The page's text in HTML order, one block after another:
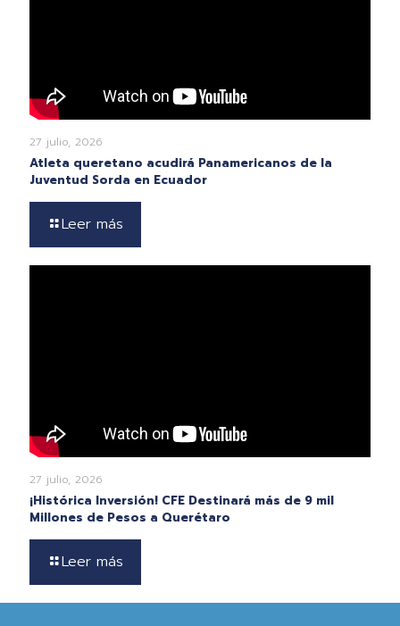
27 julio, 2026
Atleta queretano acudirá Panamericanos de la
Juventud Sorda en Ecuador
Leer más
27 julio, 2026
¡Histórica Inversión! CFE Destinará más de 9 mil
Millones de Pesos a Querétaro
Leer más